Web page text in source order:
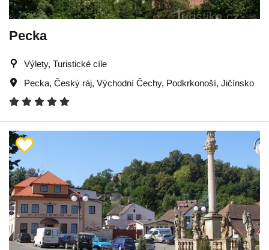
Pecka
Výlety, Turistické cíle
Pecka, Český ráj, Východní Čechy, Podkrkonoší, Jičínsko